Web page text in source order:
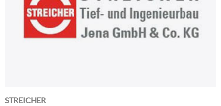
STREICHER